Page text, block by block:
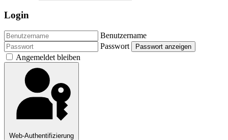
Login
Benutzername
Passwort
Passwort anzeigen
Angemeldet bleiben
Web-Authentifizierung